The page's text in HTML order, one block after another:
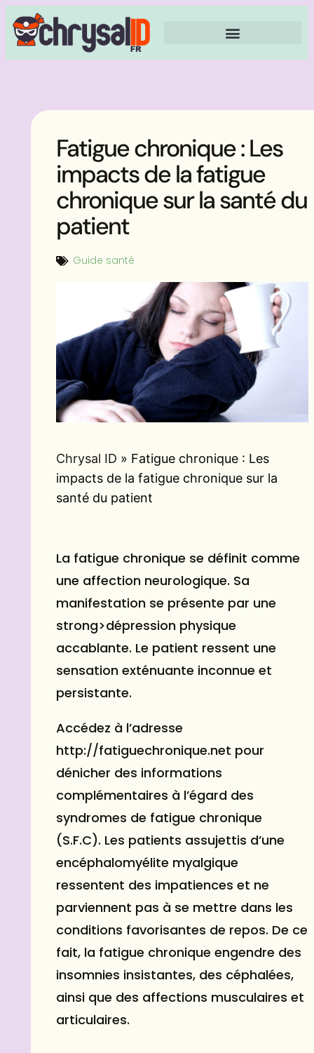
Fatigue chronique : Les
impacts de la fatigue
chronique sur la santé du
patient
Guide santé
Chrysal ID » Fatigue chronique : Les
impacts de la fatigue chronique sur la
santé du patient
La fatigue chronique se définit comme
une affection neurologique. Sa
manifestation se présente par une
strong>dépression physique
accablante. Le patient ressent une
sensation exténuante inconnue et
persistante.
Accédez à l’adresse
http://fatiguechronique.net pour
dénicher des informations
complémentaires à l’égard des
syndromes de fatigue chronique
(S.F.C). Les patients assujettis d’une
encéphalomyélite myalgique
ressentent des impatiences et ne
parviennent pas à se mettre dans les
conditions favorisantes de repos. De ce
fait, la fatigue chronique engendre des
insomnies insistantes, des céphalées,
ainsi que des affections musculaires et
articulaires.